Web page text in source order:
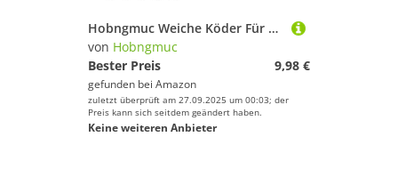
Hobngmuc Weiche Köder Für Barschangeln | Forellen Barsch Köder Mit Haken Zum Angeln | Natürliche Schwimmköder Blinker Ausrüstung Für Barsch Forelle Süßwasser Salzwasser See Outdoor Schwimmabenteuer
von Hobngmuc
Bester Preis
9,98 €
gefunden bei Amazon
zuletzt überprüft am 27.09.2025 um 00:03; der
Preis kann sich seitdem geändert haben.
Keine weiteren Anbieter